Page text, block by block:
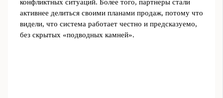
конфликтных ситуаций. Более того, партнеры стали
активнее делиться своими планами продаж, потому что
видели, что система работает честно и предсказуемо,
без скрытых «подводных камней».